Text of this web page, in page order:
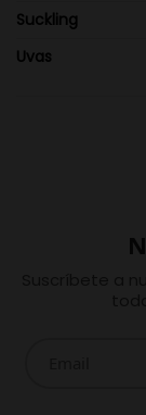
Suckling
Uvas